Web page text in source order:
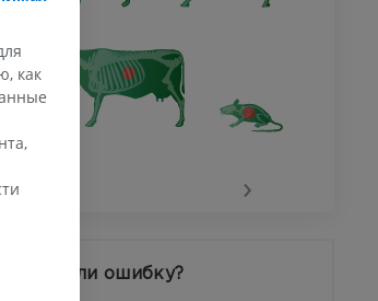
›
Заметили ошибку?
как